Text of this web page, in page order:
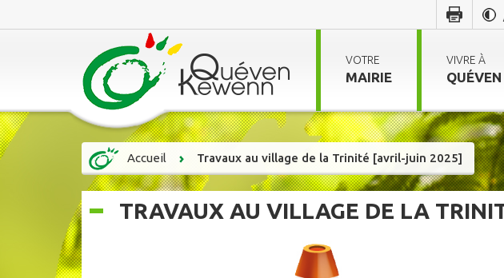
VOTRE
MAIRIE
VIVRE À
QUÉVEN
Accueil Travaux au village de la Trinité [avril-juin 2025]
TRAVAUX AU VILLAGE DE LA